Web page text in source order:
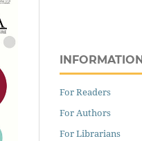
INFORMATION
For Readers
For Authors
For Librarians